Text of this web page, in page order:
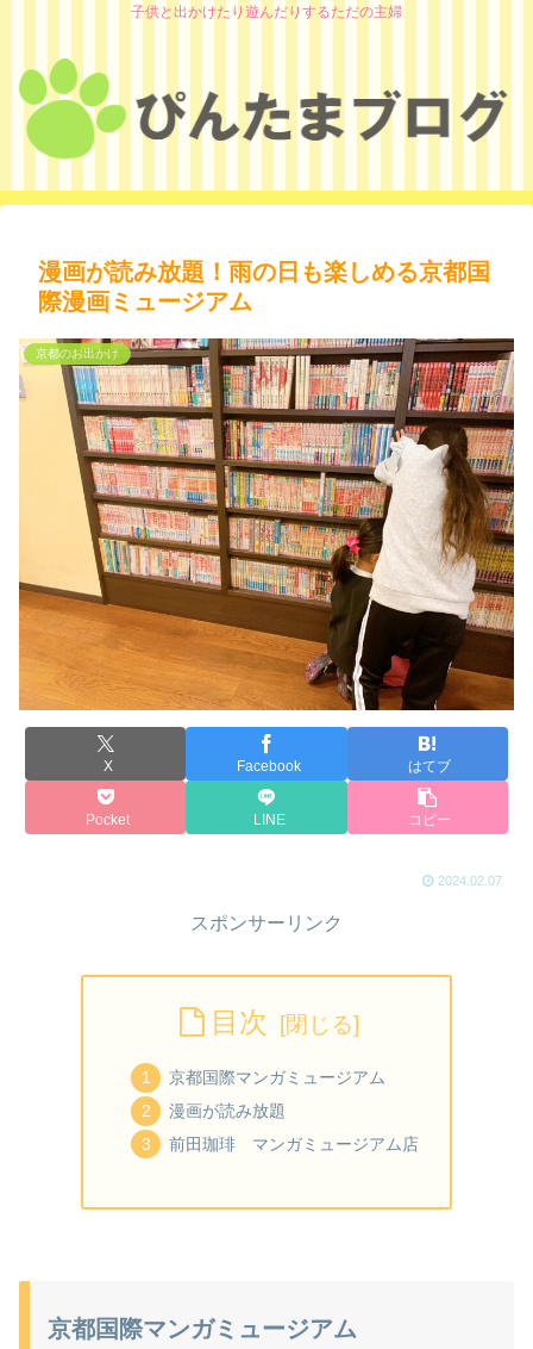
子供と出かけたり遊んだりするただの主婦
漫画が読み放題！雨の日も楽しめる京都国
際漫画ミュージアム
京都のお出かけ
X Facebook はてブ
Pocket LINE コピー
2024.02.07
スポンサーリンク
目次
京都国際マンガミュージアム
漫画が読み放題
前田珈琲 マンガミュージアム店
京都国際マンガミュージアム